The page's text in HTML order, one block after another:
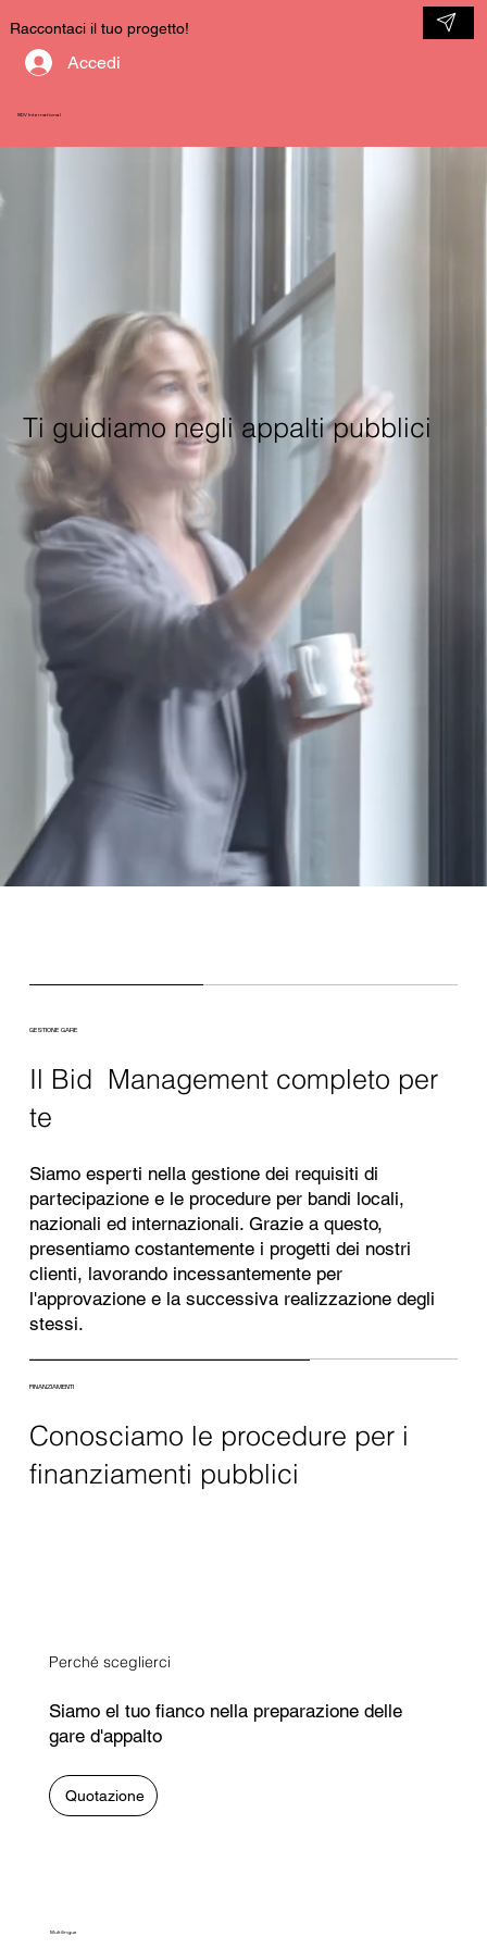
NDV International
Accedi
Raccontaci il tuo progetto!
Ti guidiamo negli appalti pubblici
GESTIONE GARE
Il Bid Management completo per
te
Siamo esperti nella gestione dei requisiti di
partecipazione e le procedure per bandi locali,
nazionali ed internazionali. Grazie a questo,
presentiamo costantemente i progetti dei nostri
clienti, lavorando incessantemente per
l'approvazione e la successiva realizzazione degli
stessi.
FINANZIAMENTI
Conosciamo le procedure per i
finanziamenti pubblici
Perché sceglierci
Siamo el tuo fianco nella preparazione delle
gare d'appalto
Quotazione
Multilingue